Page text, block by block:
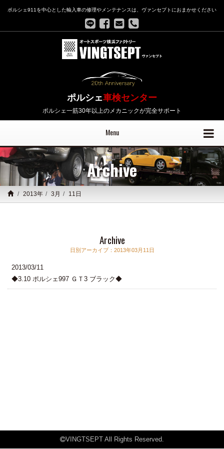
ポルシェ911を中心とした輸入車の修理やメンテナンスは、ヴァンセプトにおまかせください
ポルシェ車検センター
ポルシェ一筋30年以上のメカニックが完全サポート
Menu
Archive
2013年 3月 11日
Archive
日別アーカイブ：2013年03月11日
2013/03/11
◆3.10 ポルシェ997 ＧＴ3 ブラック◆
VINGTSEPT All Rights Reserved.